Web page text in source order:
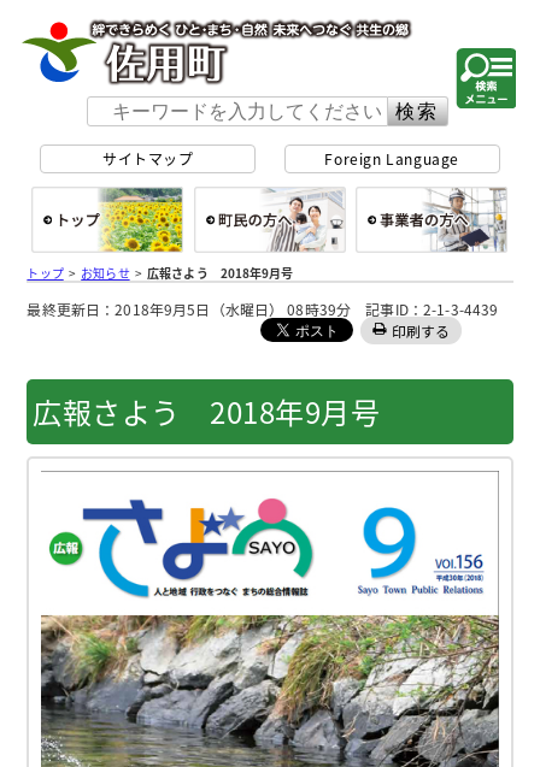
サイトマップ Foreign Language
総合トップ
トップ> お知らせ>広報さよう 2018年9月号
最終更新日：2018年9月5日（水曜日） 08時39分 記事ID：2-1-3-4439
印刷する
広報さよう 2018年9月号